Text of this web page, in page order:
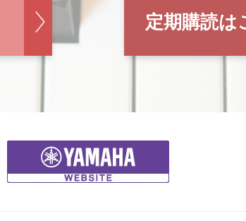
定期購読は